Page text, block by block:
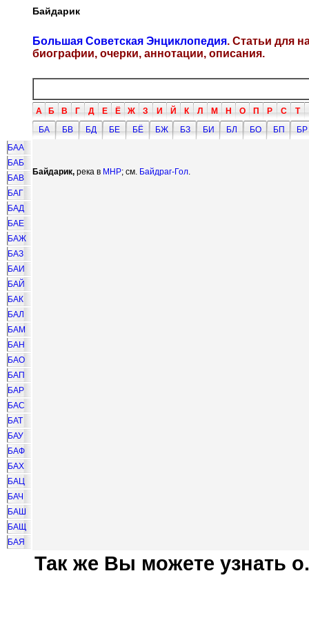
Байдарик
Большая Советская Энциклопедия. Статьи для
биографии, очерки, аннотации, описания.
А Б В Г Д Е Ё Ж З И Й К Л М Н О П Р С Т
БА
БВ БД БЕ БЁ БЖ БЗ БИ БЛ БО БП
БР
БАА
БАБ
БАВ
БАГ
БАД
БАЕ
БАЖ
БАЗ
БАИ
БАЙ
БАК
БАЛ
БАМ
БАН
БАО
БАП
БАР
БАС
БАТ
БАУ
БАФ
БАХ
БАЦ
БАЧ
БАШ
БАЩ
БАЯ
Байдарик, река в МНР; см. Байдраг-Гол.
Так же Вы можете узнать